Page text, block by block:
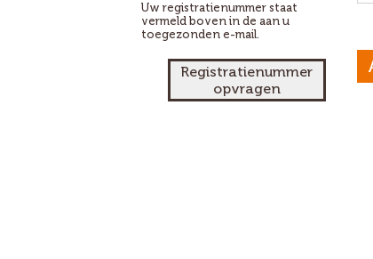
Uw registratienummer staat
vermeld boven in de aan u
toegezonden e-mail.
Registratienummer
opvragen